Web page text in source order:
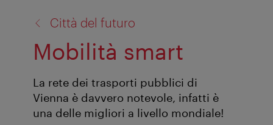
Città del futuro
Mobilità smart
La rete dei trasporti pubblici di
Vienna è davvero notevole, infatti è
una delle migliori a livello mondiale!